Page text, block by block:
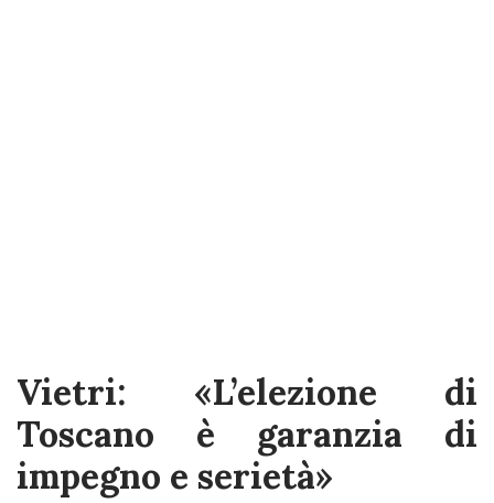
Vietri: «L’elezione di
Toscano è garanzia di
impegno e serietà»